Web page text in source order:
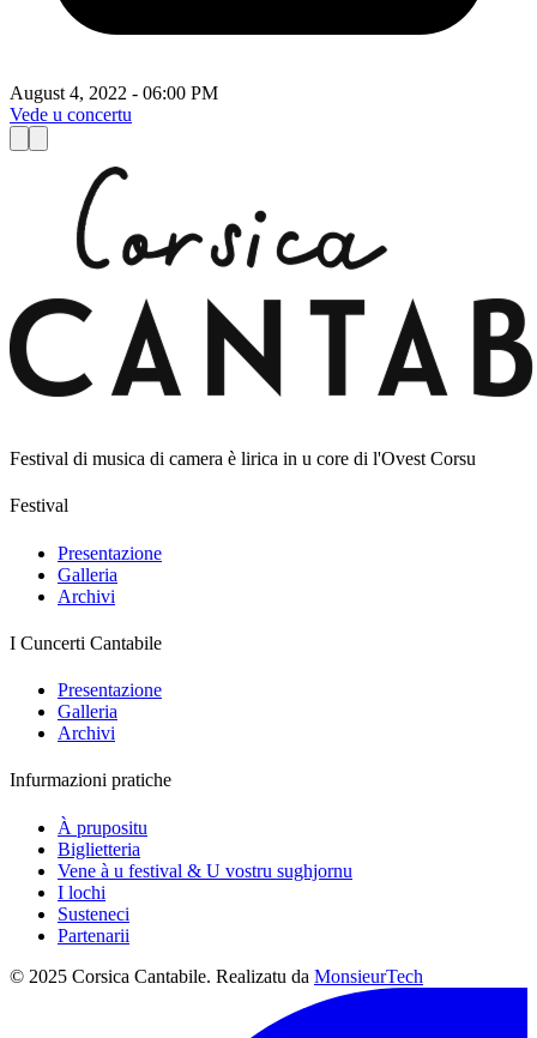
August 4, 2022 - 06:00 PM
Vede u concertu
Festival di musica di camera è lirica in u core di l'Ovest Corsu
Festival
Presentazione
Galleria
Archivi
I Cuncerti Cantabile
Presentazione
Galleria
Archivi
Infurmazioni pratiche
À prupositu
Biglietteria
Vene à u festival & U vostru sughjornu
I lochi
Susteneci
Partenarii
© 2025 Corsica Cantabile. Realizatu da MonsieurTech